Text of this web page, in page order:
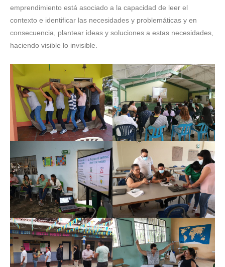
emprendimiento está asociado a la capacidad de leer el
contexto e identificar las necesidades y problemáticas y en
consecuencia, plantear ideas y soluciones a estas necesidades,
haciendo visible lo invisible.